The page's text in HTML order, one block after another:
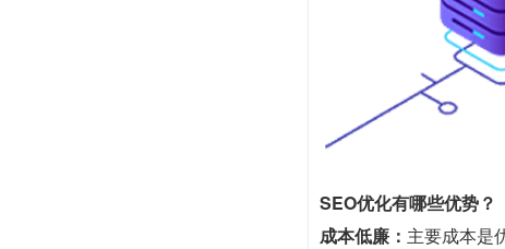
SEO优化有哪些优势？
成本低廉： 主要成本是